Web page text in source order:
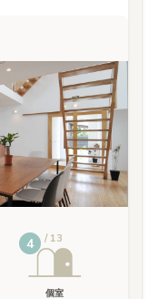
4 13
個室